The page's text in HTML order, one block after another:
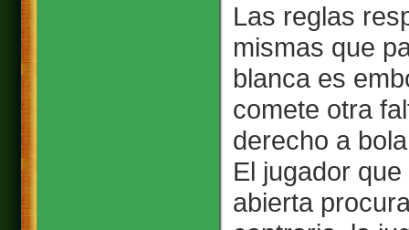
Las reglas
mismas que
blanca es
comete otra
derecho a
El jugador
abierta